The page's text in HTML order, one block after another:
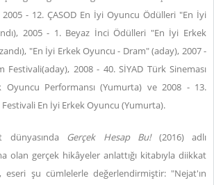
2005 - 12. ÇASOD En İyi Oyuncu Ödülleri "En İyi
2005 - 1. Beyaz İnci Ödülleri "En İyi Erkek
"En İyi Erkek Oyuncu - Dram" (aday), 2007 -
Festivali(aday), 2008 - 40. SİYAD Türk Sineması
Performansı (Yumurta) ve 2008 - 13.
En İyi Erkek Oyuncu (Yumurta).
dünyasında Gerçek Hesap Bu!(2016) adlı
olan gerçek hikâyeler anlattığı kitabıyla diikkat
eseri şu cümlelerle değerlendirmiştir: "Nejat'ın